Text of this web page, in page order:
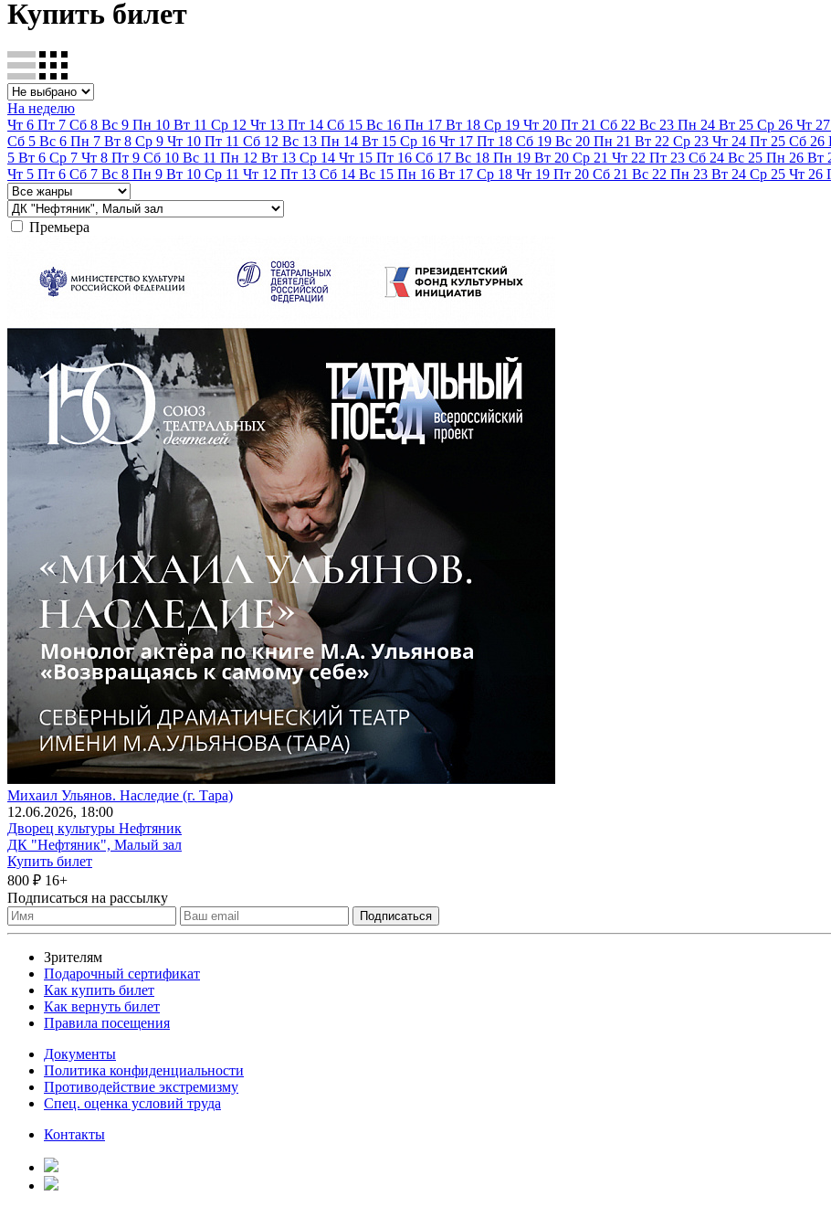
Купить билет
На неделю
Чт 6 Пт 7 Сб 8 Вс 9 Пн 10 Вт 11 Ср 12 Чт 13 Пт 14 Сб 15 Вс 16 Пн 17 Вт 18 Ср 19 Чт 20 Пт 21 Сб 22 Вс 23 Пн 24 Вт 25 Ср 26 Чт 27
Сб 5 Вс 6 Пн 7 Вт 8 Ср 9 Чт 10 Пт 11 Сб 12 Вс 13 Пн 14 Вт 15 Ср 16 Чт 17 Пт 18 Сб 19 Вс 20 Пн 21 Вт 22 Ср 23 Чт 24 Пт 25 Сб 26
5 Вт 6 Ср 7 Чт 8 Пт 9 Сб 10 Вс 11 Пн 12 Вт 13 Ср 14 Чт 15 Пт 16 Сб 17 Вс 18 Пн 19 Вт 20 Ср 21 Чт 22 Пт 23 Сб 24 Вс 25 Пн 26 Вт
Чт 5 Пт 6 Сб 7 Вс 8 Пн 9 Вт 10 Ср 11 Чт 12 Пт 13 Сб 14 Вс 15 Пн 16 Вт 17 Ср 18 Чт 19 Пт 20 Сб 21 Вс 22 Пн 23 Вт 24 Ср 25 Чт 26
Премьера
Михаил Ульянов. Наследие (г. Тара)
12.06.2026, 18:00
Дворец культуры Нефтяник
ДК "Нефтяник", Малый зал
Купить билет
800 ₽ 16+
Подписаться на рассылку
Зрителям
Подарочный сертификат
Как купить билет
Как вернуть билет
Правила посещения
Документы
Политика конфиденциальности
Противодействие экстремизму
Спец. оценка условий труда
Контакты